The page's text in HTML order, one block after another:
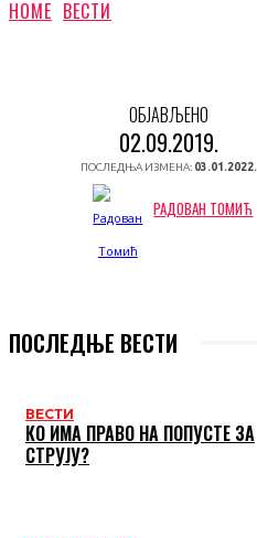
HOME ВЕСТИ
ОБЈАВЉЕНО
02.09.2019.
ПОСЛЕДЊА ИЗМЕНА: 03.01.2022.
РАДОВАН ТОМИЋ
ПОСЛЕДЊЕ ВЕСТИ
ВЕСТИ
КО ИМА ПРАВО НА ПОПУСТЕ ЗА
СТРУЈУ?